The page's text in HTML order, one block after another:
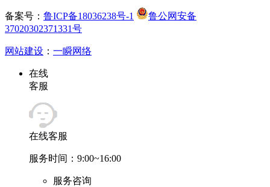
备案号： 鲁ICP备18036238号-1
鲁公网安备
37020302371331号
网站建设 ： 一瞬网络
在线
客服
在线客服
服务时间：9:00~16:00
服务咨询